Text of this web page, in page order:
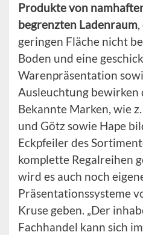
Produkte von
begrenzten Ladenraum
geringen Fläche nicht
Boden und eine
Warenpräsentation
Ausleuchtung bewirken
Bekannte Marken, wie
und Götz sowie Hape
Eckpfeiler des
komplette Regalreihen
wird es auch noch
Präsentationssysteme
Kruse geben. „Der
Fachhandel kann sich